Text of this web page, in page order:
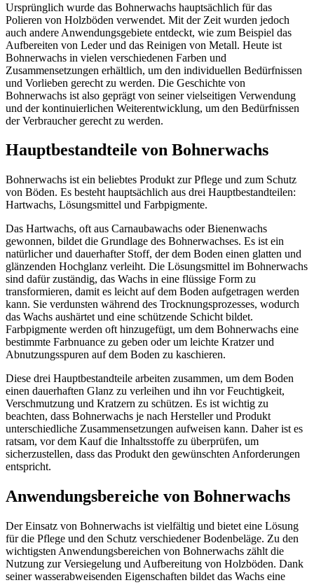
Ursprünglich wurde das Bohnerwachs hauptsächlich für das
Polieren von Holzböden verwendet. Mit der Zeit wurden jedoch
auch andere Anwendungsgebiete entdeckt, wie zum Beispiel das
Aufbereiten von Leder und das Reinigen von Metall. Heute ist
Bohnerwachs in vielen verschiedenen Farben und
Zusammensetzungen erhältlich, um den individuellen Bedürfnissen
und Vorlieben gerecht zu werden. Die Geschichte von
Bohnerwachs ist also geprägt von seiner vielseitigen Verwendung
und der kontinuierlichen Weiterentwicklung, um den Bedürfnissen
der Verbraucher gerecht zu werden.
Hauptbestandteile von Bohnerwachs
Bohnerwachs ist ein beliebtes Produkt zur Pflege und zum Schutz
von Böden. Es besteht hauptsächlich aus drei Hauptbestandteilen:
Hartwachs, Lösungsmittel und Farbpigmente.
Das Hartwachs, oft aus Carnaubawachs oder Bienenwachs
gewonnen, bildet die Grundlage des Bohnerwachses. Es ist ein
natürlicher und dauerhafter Stoff, der dem Boden einen glatten und
glänzenden Hochglanz verleiht. Die Lösungsmittel im Bohnerwachs
sind dafür zuständig, das Wachs in eine flüssige Form zu
transformieren, damit es leicht auf dem Boden aufgetragen werden
kann. Sie verdunsten während des Trocknungsprozesses, wodurch
das Wachs aushärtet und eine schützende Schicht bildet.
Farbpigmente werden oft hinzugefügt, um dem Bohnerwachs eine
bestimmte Farbnuance zu geben oder um leichte Kratzer und
Abnutzungsspuren auf dem Boden zu kaschieren.
Diese drei Hauptbestandteile arbeiten zusammen, um dem Boden
einen dauerhaften Glanz zu verleihen und ihn vor Feuchtigkeit,
Verschmutzung und Kratzern zu schützen. Es ist wichtig zu
beachten, dass Bohnerwachs je nach Hersteller und Produkt
unterschiedliche Zusammensetzungen aufweisen kann. Daher ist es
ratsam, vor dem Kauf die Inhaltsstoffe zu überprüfen, um
sicherzustellen, dass das Produkt den gewünschten Anforderungen
entspricht.
Anwendungsbereiche von Bohnerwachs
Der Einsatz von Bohnerwachs ist vielfältig und bietet eine Lösung
für die Pflege und den Schutz verschiedener Bodenbeläge. Zu den
wichtigsten Anwendungsbereichen von Bohnerwachs zählt die
Nutzung zur Versiegelung und Aufbereitung von Holzböden. Dank
seiner wasserabweisenden Eigenschaften bildet das Wachs eine